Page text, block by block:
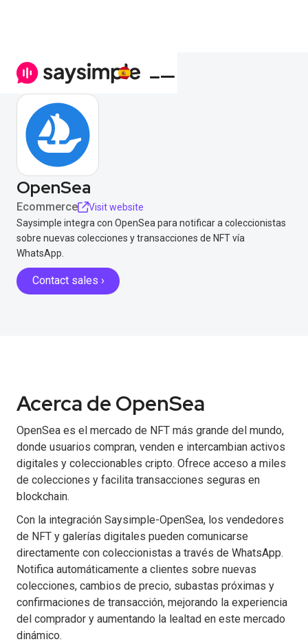
OpenSea
Ecommerce
Visit website
Saysimple integra con OpenSea para notificar a coleccionistas
sobre nuevas colecciones y transacciones de NFT vía
WhatsApp.
Contact sales ›
Acerca de OpenSea
OpenSea es el mercado de NFT más grande del mundo,
donde usuarios compran, venden e intercambian activos
digitales y coleccionables cripto. Ofrece acceso a miles
de colecciones y facilita transacciones seguras en
blockchain.
Con la integración Saysimple-OpenSea, los vendedores
de NFT y galerías digitales pueden comunicarse
directamente con coleccionistas a través de WhatsApp.
Notifica automáticamente a clientes sobre nuevas
colecciones, cambios de precio, subastas próximas y
confirmaciones de transacción, mejorando la experiencia
del comprador y aumentando la lealtad en este mercado
dinámico.